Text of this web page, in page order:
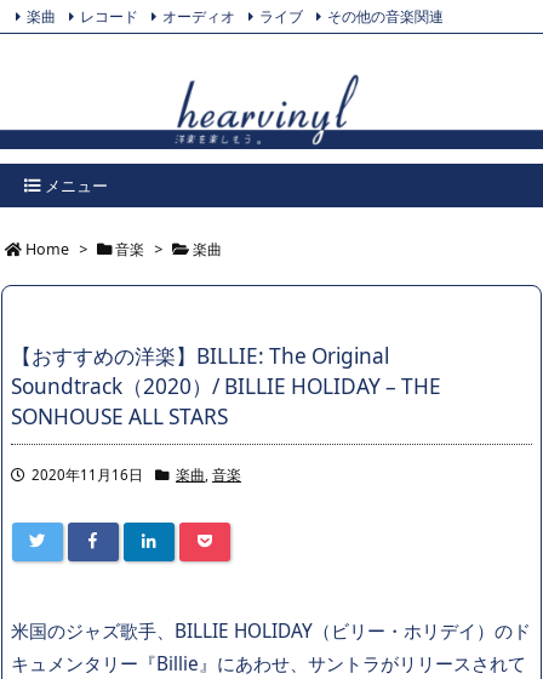
メニュー
楽曲 レコード オーディオ ライブ
その他の音楽関連
Home > 音楽 > 楽曲
【おすすめの洋楽】BILLIE: The Original
Soundtrack（2020）/ BILLIE HOLIDAY – THE
SONHOUSE ALL STARS
2020年11月16日 楽曲, 音楽
米国のジャズ歌手、BILLIE HOLIDAY（ビリー・ホリデイ）のド
キュメンタリー『Billie』にあわせ、サントラがリリースされて